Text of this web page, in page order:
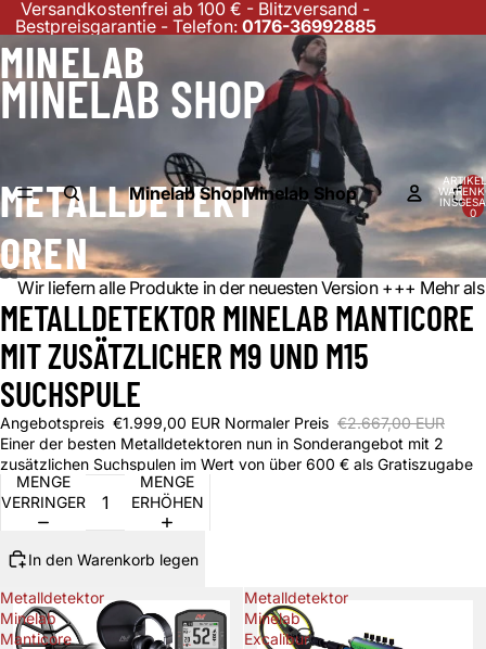
Versandkostenfrei ab 100 € - Blitzversand -
Bestpreisgarantie - Telefon: 0176-36992885
MINELAB SHOP
Minelab ShopMinelab Shop
0
MINELAB
METALLDETEKT
OREN
Wir liefern alle Produkte in der neuesten Version +++ Mehr
METALLDETEKTOR MINELAB MANTICORE
MIT ZUSÄTZLICHER M9 UND M15
SUCHSPULE
Angebotspreis €1.999,00 EUR Normaler Preis €2.667,00 EUR
Einer der besten Metalldetektoren nun in Sonderangebot mit 2
zusätzlichen Suchspulen im Wert von über 600 € als Gratiszugabe
MENGE
VERRINGERN
MENGE
ERHÖHEN
In den Warenkorb legen
Metalldetektor
Minelab
Manticore
Metalldetektor
Minelab
Excalibur